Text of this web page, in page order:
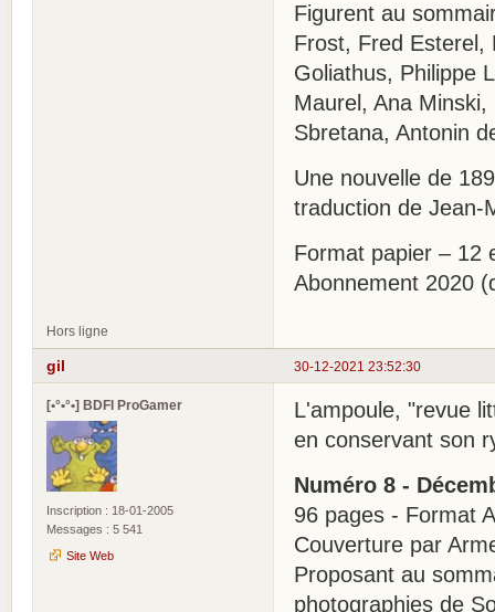
Figurent au
Frost, Fred Esterel,
Goliathus, Philippe
Maurel, Ana
Sbretana, Antonin
Une nouvelle de
traduction de Jean-
Format papier – 12
Abonnement 2020
Hors ligne
30-12-2021 23:52:30
gil
[•°•°•] BDFI ProGamer
Inscription : 18-01-2005
Messages : 5 541
Site Web
L'ampoule, "revue
en conservant son
Numéro 8 -
96 pages - Format
Couverture par
Proposant au
photographies de